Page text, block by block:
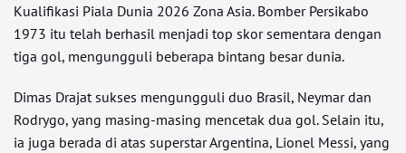
Kualifikasi Piala Dunia 2026 Zona Asia. Bomber Persikabo
1973 itu telah berhasil menjadi top skor sementara dengan
tiga gol, mengungguli beberapa bintang besar dunia.
Dimas Drajat sukses mengungguli duo Brasil, Neymar dan
Rodrygo, yang masing-masing mencetak dua gol. Selain itu,
ia juga berada di atas superstar Argentina, Lionel Messi, yang